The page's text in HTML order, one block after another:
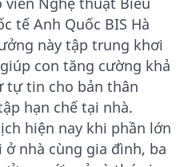
tế Anh Quốc BIS Hà
này tập trung khơi
con tăng cường khả
tự tin cho bản thân
hạn chế tại nhà.
hiện nay khi phần lớn
nhà cùng gia đình, ba